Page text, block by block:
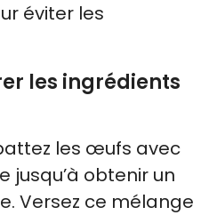
éviter les
les ingrédients
les œufs avec
jusqu’à obtenir un
Versez ce mélange